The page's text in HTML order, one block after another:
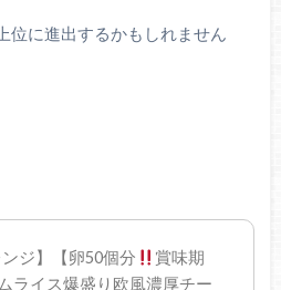
位に進出するかもしれません
ジ】【卵50個分
賞味期
ライス爆盛り欧風濃厚チー